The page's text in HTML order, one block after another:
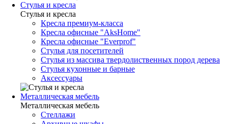
Стулья и кресла
Стулья и кресла
Кресла премиум-класса
Кресла офисные "AksHome"
Кресла офисные "Everprof"
Стулья для посетителей
Стулья из массива твердолиственных пород дерева
Стулья кухонные и барные
Аксессуары
Металлическая мебель
Металлическая мебель
Стеллажи